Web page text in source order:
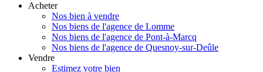
Acheter
Nos bien à vendre
Nos biens de l'agence de Lomme
Nos biens de l'agence de Pont-à-Marcq
Nos biens de l'agence de Quesnoy-sur-Deûle
Vendre
Estimez votre bien